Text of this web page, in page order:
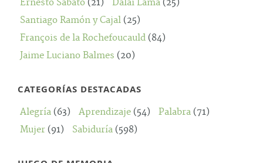
Ernesto Sábato (21) Dalai Lama (25)
Santiago Ramón y Cajal (25)
François de la Rochefoucauld (84)
Jaime Luciano Balmes (20)
CATEGORÍAS DESTACADAS
Alegría (63) Aprendizaje (54) Palabra (71)
Mujer (91) Sabiduría (598)